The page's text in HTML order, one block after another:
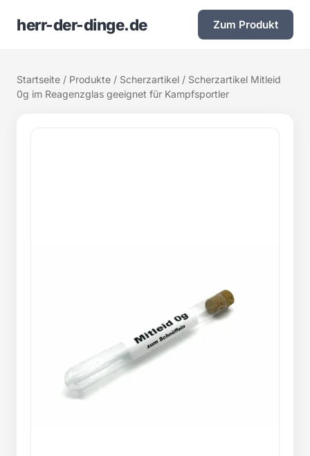
herr-der-dinge.de Zum Produkt
Startseite / Produkte / Scherzartikel / Scherzartikel Mitleid
0g im Reagenzglas geeignet für Kampfsportler